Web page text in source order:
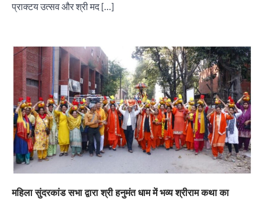
प्राक्टय उत्सव और श्री मद […]
महिला सुंदरकांड सभा द्वारा श्री हनुमंत धाम में भव्य श्रीराम कथा का
2
“वोकल फॉर लोकल” से “लोकल टू ग्लोबल” की ओर भारत
का बढ़ता कदम, 12 से 15 अगस्त तक भारत मंडपम में होगा
भव्य भारत व्यापार महोत्सव : हरीश गर्ग
City uday August 6, 2026
सोलर एनर्जी वेंडर्स एसोसिएशन (सेवा) ने पंजाब में सौर
परियोजनाओं की बाधाओं को दूर करने के लिए पीएसपीसीएल
और एमएनआरई के उच्च अधिकारियों से की मुलाकात